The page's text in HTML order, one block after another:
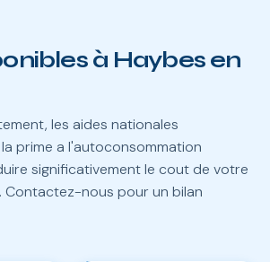
à Haybes en
les aides nationales
prime a l'autoconsommation
significativement le cout de votre
Contactez-nous pour un bilan